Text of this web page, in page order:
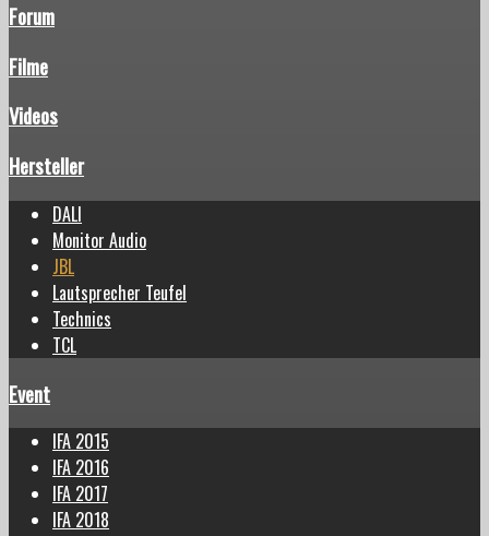
Forum
Filme
Videos
Hersteller
DALI
Monitor Audio
JBL
Lautsprecher Teufel
Technics
TCL
Event
IFA 2015
IFA 2016
IFA 2017
IFA 2018